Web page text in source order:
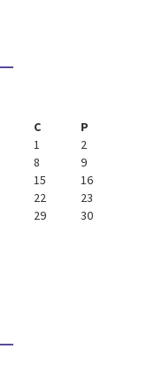
C
P
1
2
8
9
15
16
22
23
29
30